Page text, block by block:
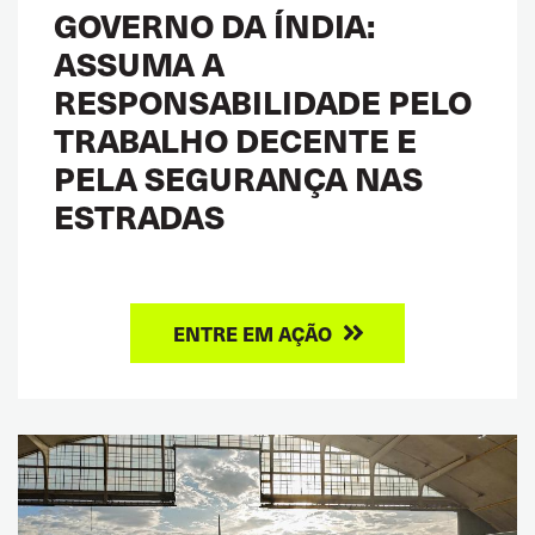
GOVERNO DA ÍNDIA:
ASSUMA A
RESPONSABILIDADE PELO
TRABALHO DECENTE E
PELA SEGURANÇA NAS
ESTRADAS
ENTRE EM AÇÃO